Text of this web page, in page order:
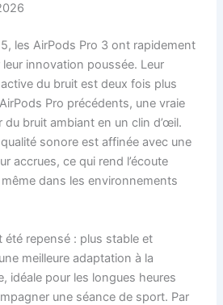
les AirPods Pro 3 ont rapidement
innovation poussée. Leur
du bruit est deux fois plus
Pro précédents, une vraie
du bruit ambiant en un clin d’œil.
sonore est affinée avec une
accrues, ce qui rend l’écoute
dans les environnements
été repensé : plus stable et
meilleure adaptation à la
idéale pour les longues heures
une séance de sport. Par